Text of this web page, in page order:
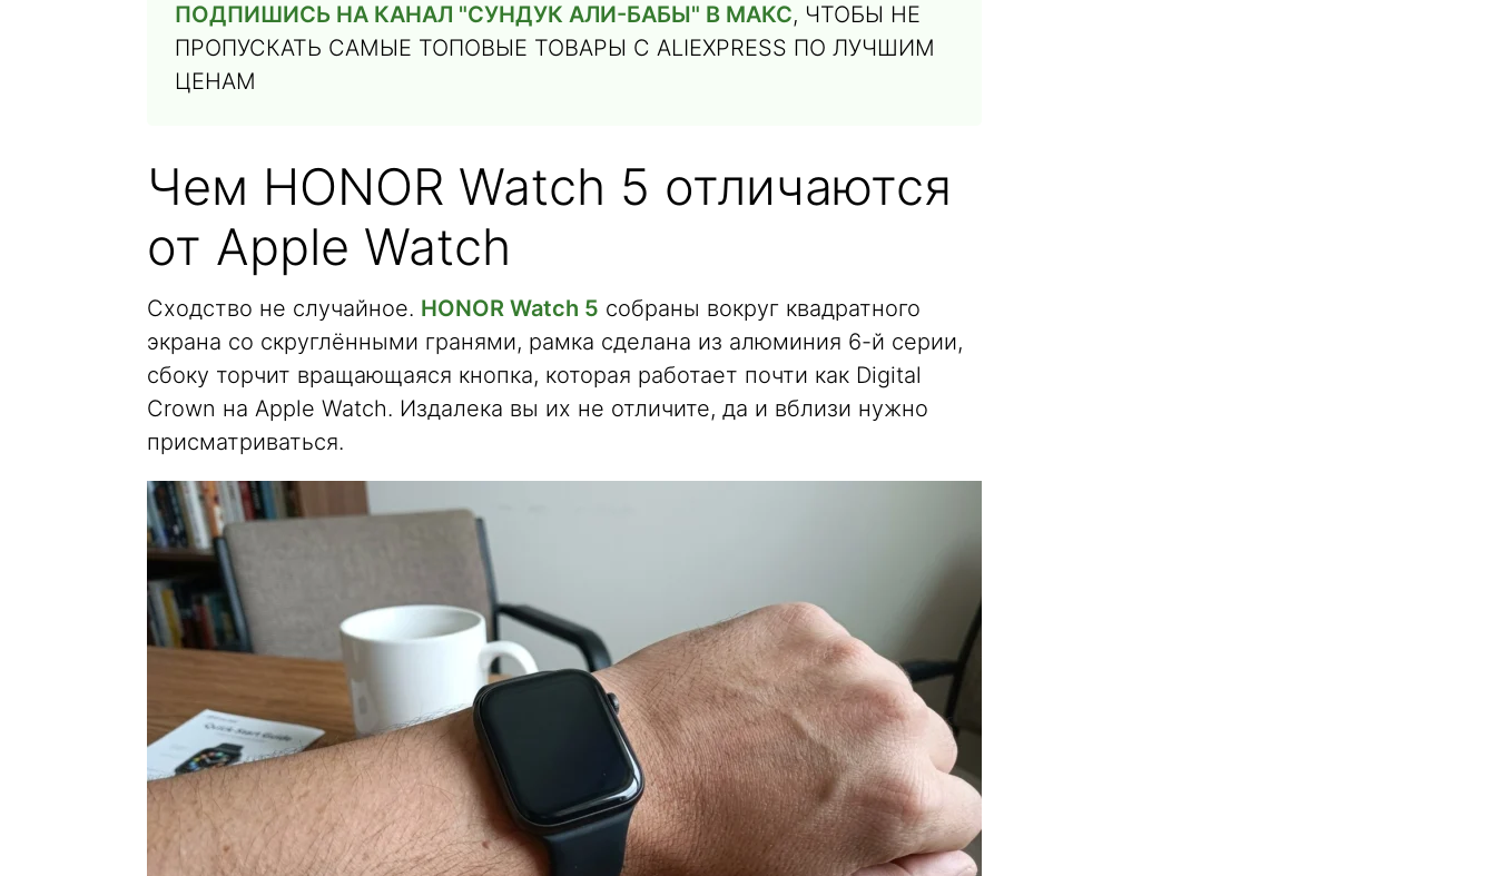
ПОДПИШИСЬ НА КАНАЛ "СУНДУК АЛИ-БАБЫ" В МАКС, ЧТОБЫ НЕ
ПРОПУСКАТЬ САМЫЕ ТОПОВЫЕ ТОВАРЫ С ALIEXPRESS ПО ЛУЧШИМ
ЦЕНАМ
Чем HONOR Watch 5 отличаются
от Apple Watch
Сходство не случайное. HONOR Watch 5 собраны вокруг квадратного
экрана со скруглёнными гранями, рамка сделана из алюминия 6-й серии,
сбоку торчит вращающаяся кнопка, которая работает почти как Digital
Crown на Apple Watch. Издалека вы их не отличите, да и вблизи нужно
присматриваться.